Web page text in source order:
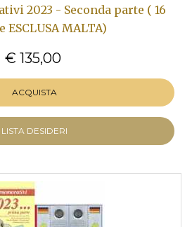
2023 - Seconda parte ( 16
ESCLUSA MALTA)
€ 135,00
ACQUISTA
LISTA DESIDERI